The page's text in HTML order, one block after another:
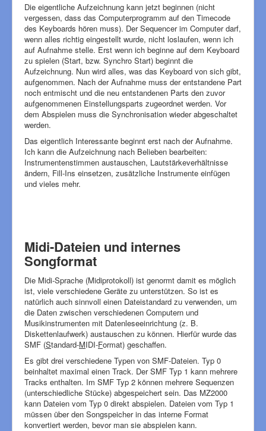
Die eigentliche Aufzeichnung kann jetzt beginnen (nicht
vergessen, dass das Computerprogramm auf den Timecode
des Keyboards hören muss). Der Sequencer im Computer darf,
wenn alles richtig eingestellt wurde, nicht loslaufen, wenn ich
auf Aufnahme stelle. Erst wenn ich beginne auf dem Keyboard
zu spielen (Start, bzw. Synchro Start) beginnt die
Aufzeichnung. Nun wird alles, was das Keyboard von sich gibt,
aufgenommen. Nach der Aufnahme muss der entstandene Part
noch entmischt und die neu entstandenen Parts den zuvor
aufgenommenen Einstellungsparts zugeordnet werden. Vor
dem Abspielen muss die Synchronisation wieder abgeschaltet
werden.
Das eigentlich Interessante beginnt erst nach der Aufnahme.
Ich kann die Aufzeichnung nach Belieben bearbeiten:
Instrumentenstimmen austauschen, Lautstärkeverhältnisse
ändern, Fill-Ins einsetzen, zusätzliche Instrumente einfügen
und vieles mehr.
Midi-Dateien und internes
Songformat
Die Midi-Sprache (Midiprotokoll) ist genormt damit es möglich
ist, viele verschiedene Geräte zu unterstützen. So ist es
natürlich auch sinnvoll einen Dateistandard zu verwenden, um
die Daten zwischen verschiedenen Computern und
Musikinstrumenten mit Datenleseeinrichtung (z. B.
Diskettenlaufwerk) austauschen zu können. Hierfür wurde das
SMF (Standard-MIDI-Format) geschaffen.
Es gibt drei verschiedene Typen von SMF-Dateien. Typ 0
beinhaltet maximal einen Track. Der SMF Typ 1 kann mehrere
Tracks enthalten. Im SMF Typ 2 können mehrere Sequenzen
(unterschiedliche Stücke) abgespeichert sein. Das MZ2000
kann Dateien vom Typ 0 direkt abspielen. Dateien vom Typ 1
müssen über den Songspeicher in das interne Format
konvertiert werden, bevor man sie abspielen kann.